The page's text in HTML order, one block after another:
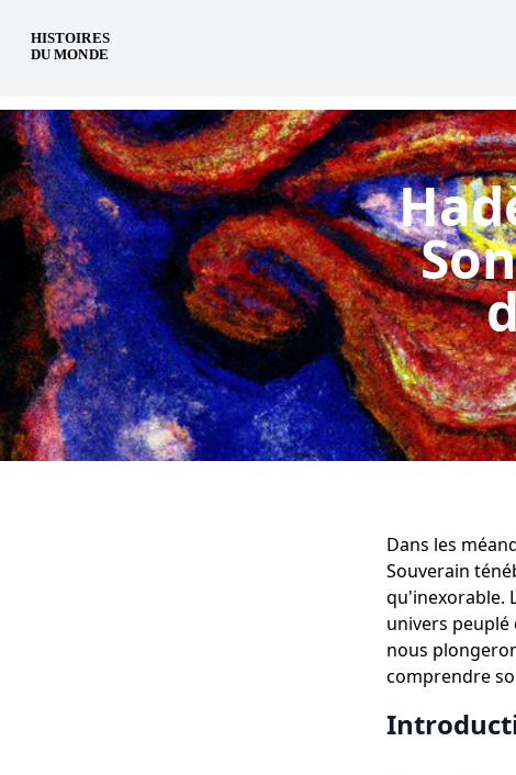
Dans les
Souverain
qu'inexorable.
univers peuplé
nous
comprendre